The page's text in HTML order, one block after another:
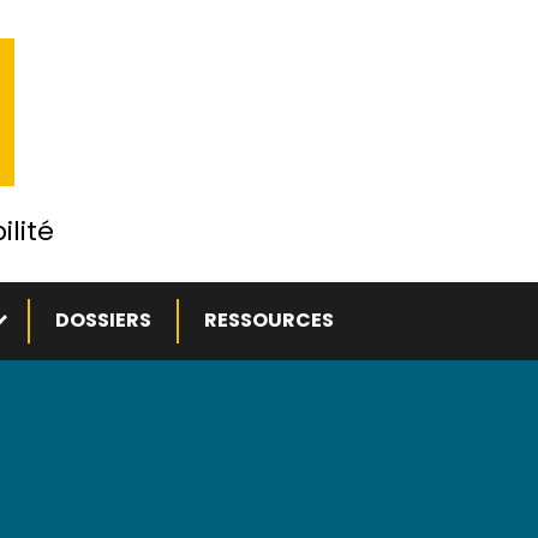
menu
DOSSIERS RESSOURCES